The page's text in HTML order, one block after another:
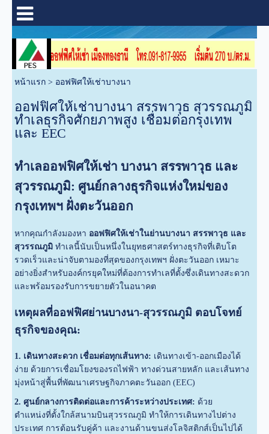
หน้าแรก > ออฟฟิศให้เช่าบางนา
ออฟฟิศให้เช่าบางนา สรรพาวุธ สุวรรณภูมิ
ทำเลธุรกิจศักยภาพสูง เชื่อมต่อกรุงเทพ
และ EEC
ทําเลออฟฟิศให้เช่า บางนา สรรพาวุธ และ
สุวรรณภูมิ: ศูนย์กลางธุรกิจแห่งใหม่ของ
กรุงเทพฯ ฝั่งตะวันออก
หากคุณกำลังมองหา ออฟฟิศให้เช่าในย่านบางนา สรรพาวุธ และ
สุวรรณภูมิ ทำเลนี้นับเป็นหนึ่งในยุทธศาสตร์ทางธุรกิจที่เติบโต
รวดเร็วและน่าจับตามองที่สุดของกรุงเทพฯ ฝั่งตะวันออก เหมาะ
อย่างยิ่งสำหรับองค์กรยุคใหม่ที่ต้องการทำเลที่ตั้งซึ่งเดินทางสะดวก
และพร้อมรองรับการขยายตัวในอนาคต
เหตุผลที่ออฟฟิศย่านบางนา-สุวรรณภูมิ ตอบโจทย์
ธุรกิจของคุณ:
1. เดินทางสะดวก เชื่อมต่อทุกเส้นทาง: เดินทางเข้า-ออกเมืองได้
ง่าย ด้วยการเชื่อมโยงของรถไฟฟ้า ทางด่วนสายหลัก และเส้นทาง
มุ่งหน้าสู่พื้นที่พัฒนาเศรษฐกิจภาคตะวันออก (EEC)
2. ศูนย์กลางการติดต่อและการค้าระหว่างประเทศ: ด้วย
ตำแหน่งที่ตั้งใกล้สนามบินสุวรรณภูมิ ทำให้การเดินทางไปต่าง
ประเทศ การต้อนรับคู่ค้า และงานด้านขนส่งโลจิสติกส์เป็นไปได้